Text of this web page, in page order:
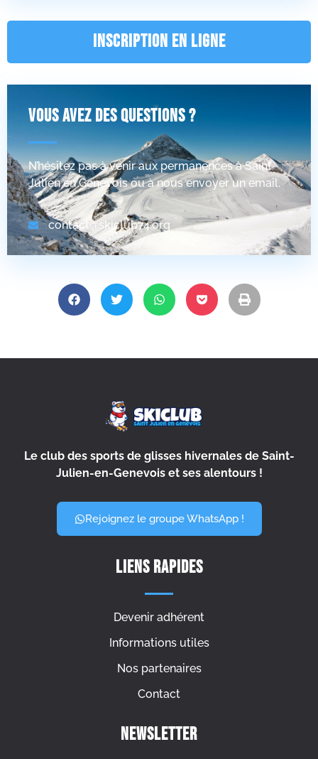
INSCRIPTION EN LIGNE
Vous avez des questions ?
N’hésitez pas à venir aux permanences à Saint
Julien en Genevois ou à nous envoyer un email.
contact@skiclub74.org
Le club des sports de glisses hivernales de Saint-
Julien-en-Genevois et ses alentours !
Rejoignez le groupe WhatsApp !
Liens rapides
Devenir adhérent
Informations utiles
Nos partenaires
Contact
Newsletter